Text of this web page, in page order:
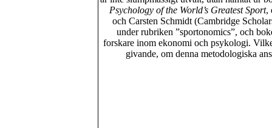
Psychology of the World’s Greatest Sport,
och Carsten Schmidt (Cambridge
under rubriken ”sportonomics”, och
forskare inom ekonomi och psykologi.
givande, om denna metodologiska